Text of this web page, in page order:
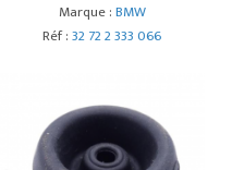
Marque :BMW
Réf :32 72 2 333 066